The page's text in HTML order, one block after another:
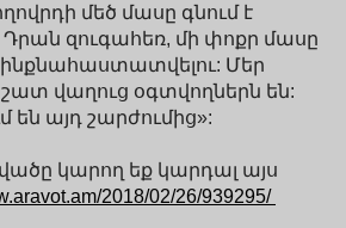
մեծ մասը գնում է
Դրան զուգահեռ, մի փոքր մասը
ինքնահաստատվելու: Մեր
շատ վաղուց օգտվողներն են:
այդ շարժումից»:
կարող եք կարդալ այս
2018/02/26/939295/